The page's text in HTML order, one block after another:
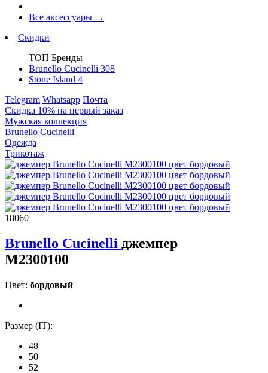
Все аксессуары →
Скидки
ТОП Бренды
Brunello Cucinelli 308
Stone Island 4
Telegram Whatsapp Почта
Скидка 10% на первый заказ
Мужская коллекция
Brunello Cucinelli
Одежда
Трикотаж
18060
Brunello Cucinelli джемпер
M2300100
Цвет: бордовый
Размер (IT):
48
50
52